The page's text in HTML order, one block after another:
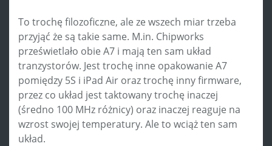
To trochę filozoficzne, ale ze wszech miar trzeba
przyjąć że są takie same. M.in. Chipworks
prześwietlało obie A7 i mają ten sam układ
tranzystorów. Jest trochę inne opakowanie A7
pomiędzy 5S i iPad Air oraz trochę inny firmware,
przez co układ jest taktowany trochę inaczej
(średno 100 MHz różnicy) oraz inaczej reaguje na
wzrost swojej temperatury. Ale to wciąż ten sam
układ.